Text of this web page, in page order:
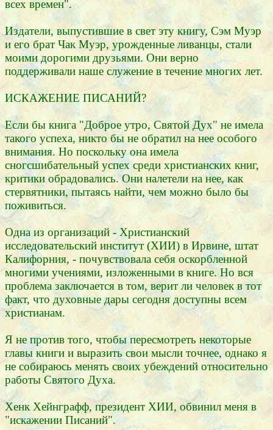
всех времен".
Издатели, выпустившие в свет эту книгу, Сэм Муэр
и его брат Чак Муэр, урожденные ливанцы, стали
моими дорогими друзьями. Они верно
поддерживали наше служение в течение многих лет.
ИСКАЖЕНИЕ ПИСАНИЙ?
Если бы книга "Доброе утро, Святой Дух" не имела
такого успеха, никто бы не обратил на нее особого
внимания. Но поскольку она имела
сногсшибательный успех среди христианских книг,
критики обрадовались. Они налетели на нее, как
стервятники, пытаясь найти, чем можно было бы
поживиться.
Одна из организаций - Христианский
исследовательский институт (ХИИ) в Ирвине, штат
Калифорния, - почувствовала себя оскорбленной
многими учениями, изложенными в книге. Но вся
проблема заключается в том, верит ли человек в тот
факт, что духовные дары сегодня доступны всем
христианам.
Я не против того, чтобы пересмотреть некоторые
главы книги и выразить свои мысли точнее, однако я
не собираюсь менять своих убеждений относительно
работы Святого Духа.
Хенк Хейнграфф, президент ХИИ, обвинил меня в
"искажении Писаний".